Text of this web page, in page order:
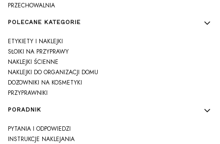
PRZECHOWALNIA
POLECANE KATEGORIE
ETYKIETY I NAKLEJKI
SŁOIKI NA PRZYPRAWY
NAKLEJKI ŚCIENNE
NAKLEJKI DO ORGANIZACJI DOMU
DOZOWNIKI NA KOSMETYKI
PRZYPRAWNIKI
PORADNIK
PYTANIA I ODPOWIEDZI
INSTRUKCJE NAKLEJANIA